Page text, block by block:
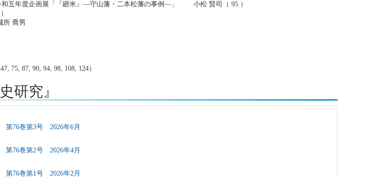
五年度企画展「『廻米』―守山藩・二本松藩の事例―」 小松 賢司（ 95 ）
喬男
75, 87, 90, 94, 98, 108, 124）
研究』
第76巻第3号 2026年6月
第76巻第2号 2026年4月
第76巻第1号 2026年2月